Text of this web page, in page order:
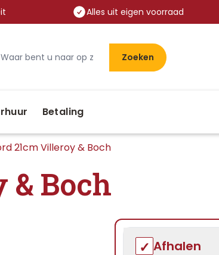
Alles uit eigen voorraad
Zoeken
Betaling
21cm Villeroy & Boch
& Boch
Afhalen